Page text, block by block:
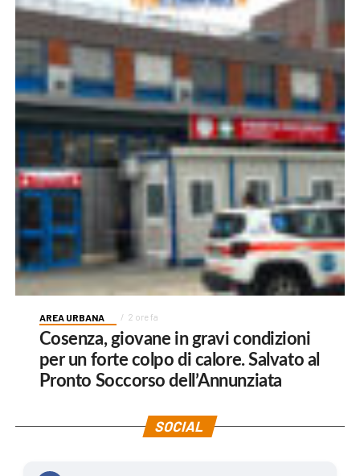
AREA URBANA 2 ore fa
Cosenza, giovane in gravi condizioni
per un forte colpo di calore. Salvato al
Pronto Soccorso dell’Annunziata
SOCIAL